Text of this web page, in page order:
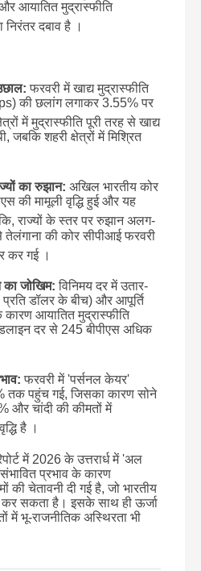
आयातित मुद्रास्फीति
दबाव है ।
फरवरी में खाद्य मुद्रास्फीति
की छलांग लगाकर 3.55% पर
में मुद्रास्फीति पूरी तरह से खाद्य
जबकि शहरी क्षेत्रों में मिश्रित
का रुझान: अखिल भारतीय कोर
की मामूली वृद्धि हुई और यह
राज्यों के स्तर पर रुझान अलग-
की कोर सीपीआई फरवरी
कर गई ।
का जोखिम: विनिमय दर में उतार-
डॉलर के बीच) और आपूर्ति
आयातित मुद्रास्फीति
दर से 245 बीपीएस अधिक
फरवरी में 'पर्सनल केयर'
तक पहुंच गई, जिसका कारण सोने
और चांदी की कीमतों में
है ।
में 2026 के उत्तरार्ध में 'अल
प्रभाव के कारण
की चेतावनी दी गई है, जो भारतीय
कर सकता है।इसके साथ ही ऊर्जा
में भू-राजनीतिक अस्थिरता भी